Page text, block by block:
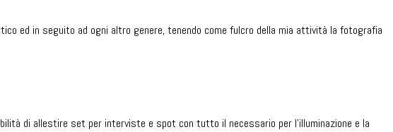
ed in seguito ad ogni altro genere, tenendo come fulcro della mia attività la fotografia
di allestire set per interviste e spot con tutto il necessario per l'illuminazione e la